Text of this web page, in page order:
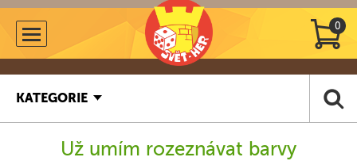
0
KATEGORIE
Už umím rozeznávat barvy